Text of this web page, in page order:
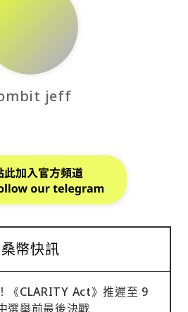
jeff
桑幣快訊
《CLARITY Act》推遲至 9
選舉前最後決戰